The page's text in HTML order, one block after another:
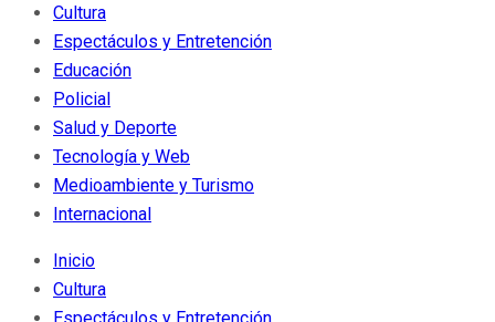
Cultura
Espectáculos y Entretención
Educación
Policial
Salud y Deporte
Tecnología y Web
Medioambiente y Turismo
Internacional
Inicio
Cultura
Espectáculos y Entretención